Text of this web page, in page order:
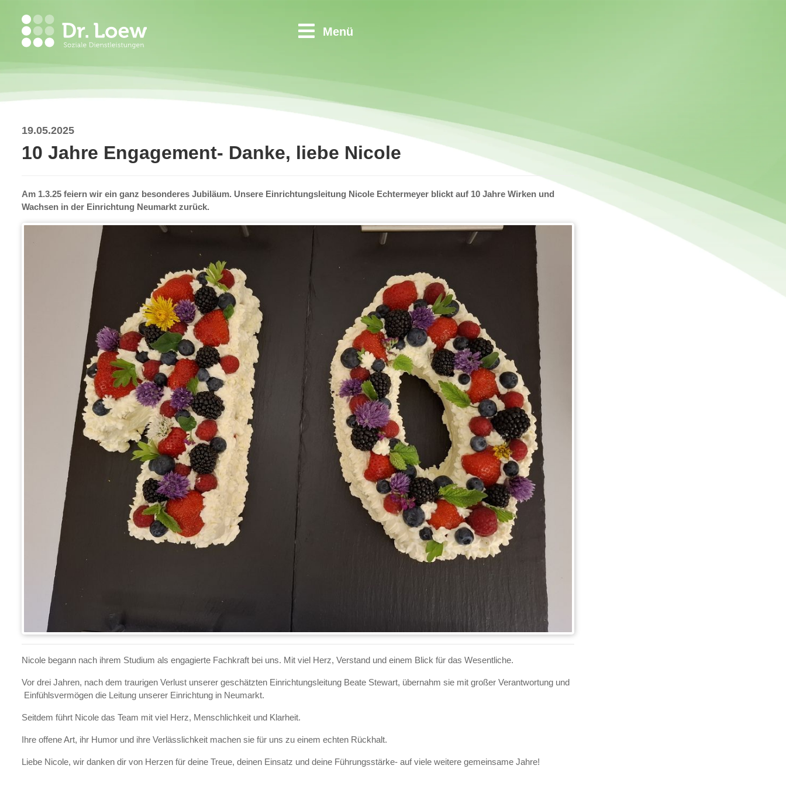
Menü
19.05.2025
10 Jahre Engagement- Danke, liebe Nicole
Am 1.3.25 feiern wir ein ganz besonderes Jubiläum. Unsere Einrichtungsleitung Nicole Echtermeyer blickt auf 10 Jahre Wirken und
Wachsen in der Einrichtung Neumarkt zurück.
Nicole begann nach ihrem Studium als engagierte Fachkraft bei uns. Mit viel Herz, Verstand und einem Blick für das Wesentliche.
Vor drei Jahren, nach dem traurigen Verlust unserer geschätzten Einrichtungsleitung Beate Stewart, übernahm sie mit großer Verantwortung und
Einfühlsvermögen die Leitung unserer Einrichtung in Neumarkt.
Seitdem führt Nicole das Team mit viel Herz, Menschlichkeit und Klarheit.
Ihre offene Art, ihr Humor und ihre Verlässlichkeit machen sie für uns zu einem echten Rückhalt.
Liebe Nicole, wir danken dir von Herzen für deine Treue, deinen Einsatz und deine Führungsstärke- auf viele weitere gemeinsame Jahre!